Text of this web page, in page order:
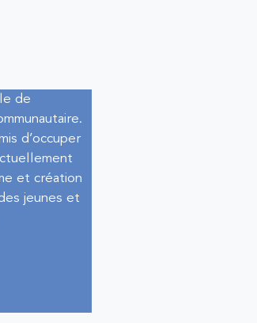
de
d’occuper
et création
jeunes et